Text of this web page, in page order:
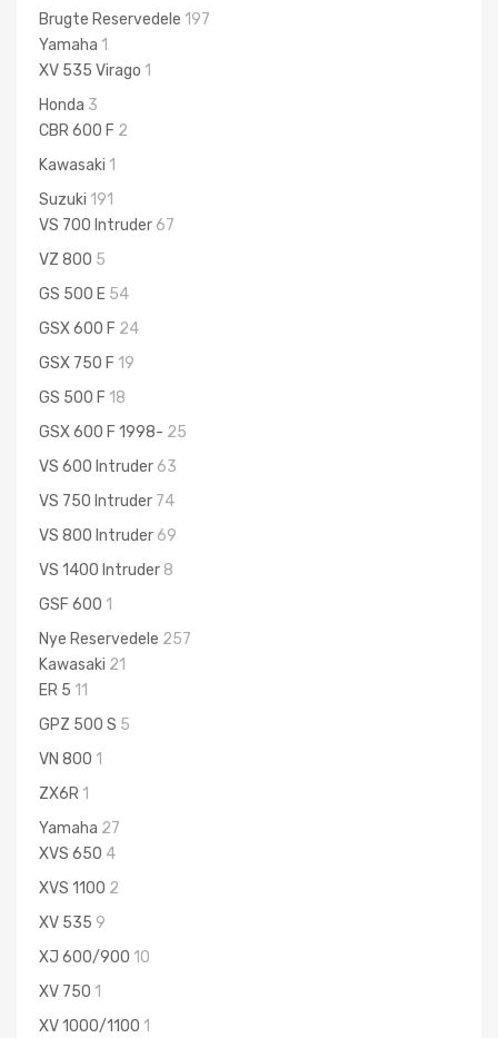
Brugte Reservedele 197
Yamaha 1
XV 535 Virago 1
Honda 3
CBR 600 F 2
Kawasaki 1
Suzuki 191
VS 700 Intruder 67
VZ 800 5
GS 500 E 54
GSX 600 F 24
GSX 750 F 19
GS 500 F 18
GSX 600 F 1998- 25
VS 600 Intruder 63
VS 750 Intruder 74
VS 800 Intruder 69
VS 1400 Intruder 8
GSF 600 1
Nye Reservedele 257
Kawasaki 21
ER 5 11
GPZ 500 S 5
VN 800 1
ZX6R 1
Yamaha 27
XVS 650 4
XVS 1100 2
XV 535 9
XJ 600/900 10
XV 750 1
XV 1000/1100 1